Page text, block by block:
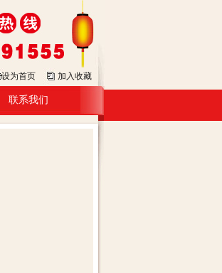
设为首页 加入收藏
联系我们